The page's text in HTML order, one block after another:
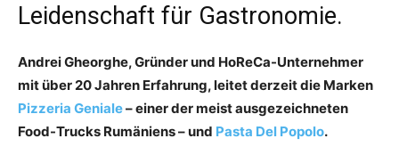
Leidenschaft für Gastronomie.
Andrei Gheorghe, Gründer und HoReCa-Unternehmer
mit über 20 Jahren Erfahrung, leitet derzeit die Marken
Pizzeria Geniale– einer der meist ausgezeichneten
Food-Trucks Rumäniens – und Pasta Del Popolo.